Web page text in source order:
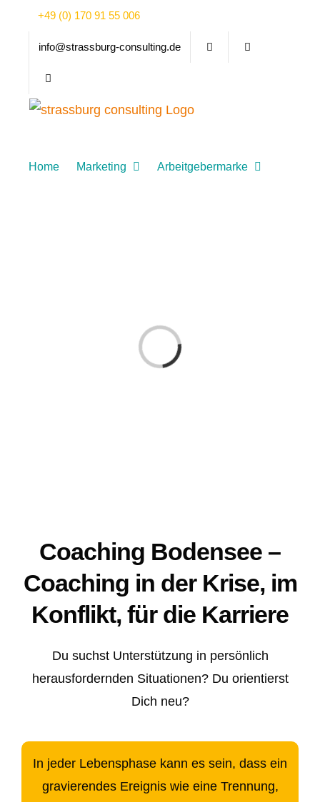
Inhalt
+49 (0) 170 91 55 006
info@strassburg-consulting.de
Home Marketing Arbeitgebermarke
Laden...
Coaching Bodensee –
Coaching in der Krise, im
Konflikt, für die Karriere
Du suchst Unterstützung in persönlich
herausfordernden Situationen? Du orientierst
Dich neu?
In jeder Lebensphase kann es sein, dass ein
gravierendes Ereignis wie eine Trennung,